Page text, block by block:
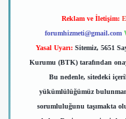
Reklam ve İletişim:
forumhizmeti@gmail.com
Yasal Uyarı: Sitemiz, 5651
Kurumu (BTK) tarafından
Bu nedenle, sitedeki
yükümlülüğümüz
sorumluluğunu taşımakta